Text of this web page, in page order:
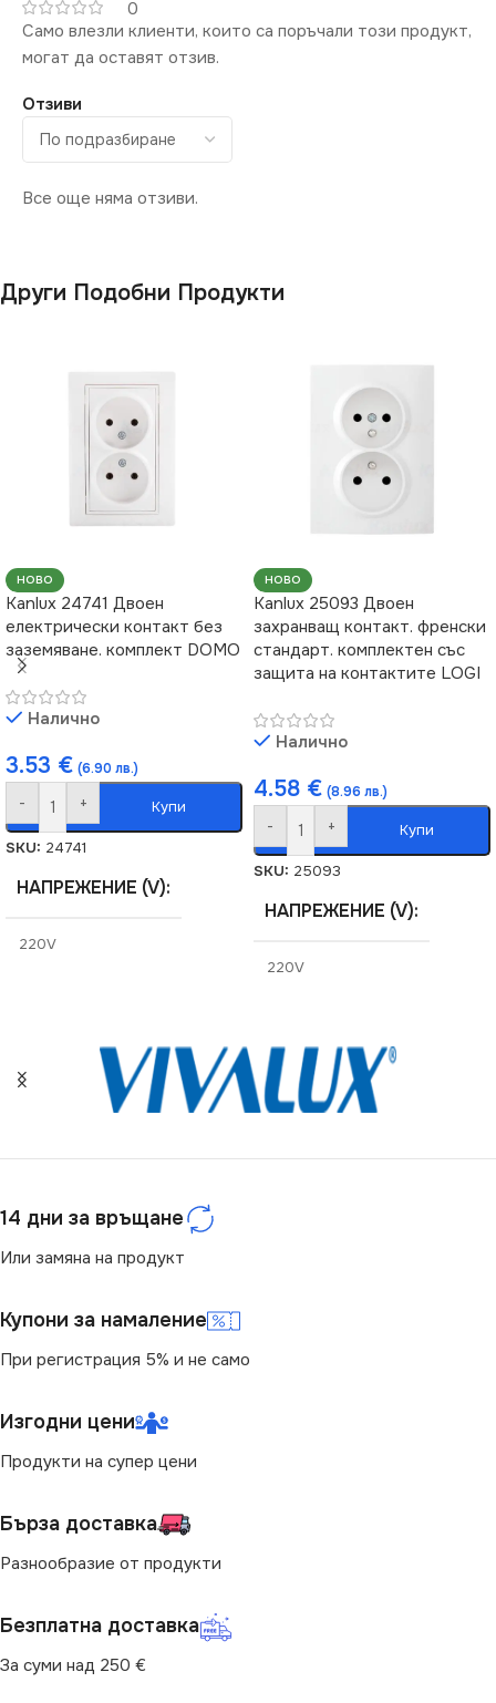
0
Отзиви
Все още няма отзиви.
Само влезли клиенти, които са поръчали този продукт,
могат да оставят отзив.
Други Подобни Продукти
НОВО
Kanlux 24741 Двоен
електрически контакт без
заземяване. комплект DOMO
Налично
3.53 € (6.90 лв.)
- + Купи
SKU: 24741
НАПРЕЖЕНИЕ (V)
220V
МАРКА KANLUX
КОНТАКТ Двоен
НОВО
Kanlux 25093 Двоен
захранващ контакт. френски
стандарт. комплектен със
защита на контактите LOGI
Налично
4.58 € (8.96 лв.)
- + Купи
SKU: 25093
НАПРЕЖЕНИЕ (V)
220V
СТЕПЕН НА ЗАЩИТА
14 дни за връщане
Или замяна на продукт
Купони за намаление
При регистрация 5% и не само
Изгодни цени
Продукти на супер цени
Бърза доставка
Разнообразие от продукти
Безплатна доставка
За суми над 250 €